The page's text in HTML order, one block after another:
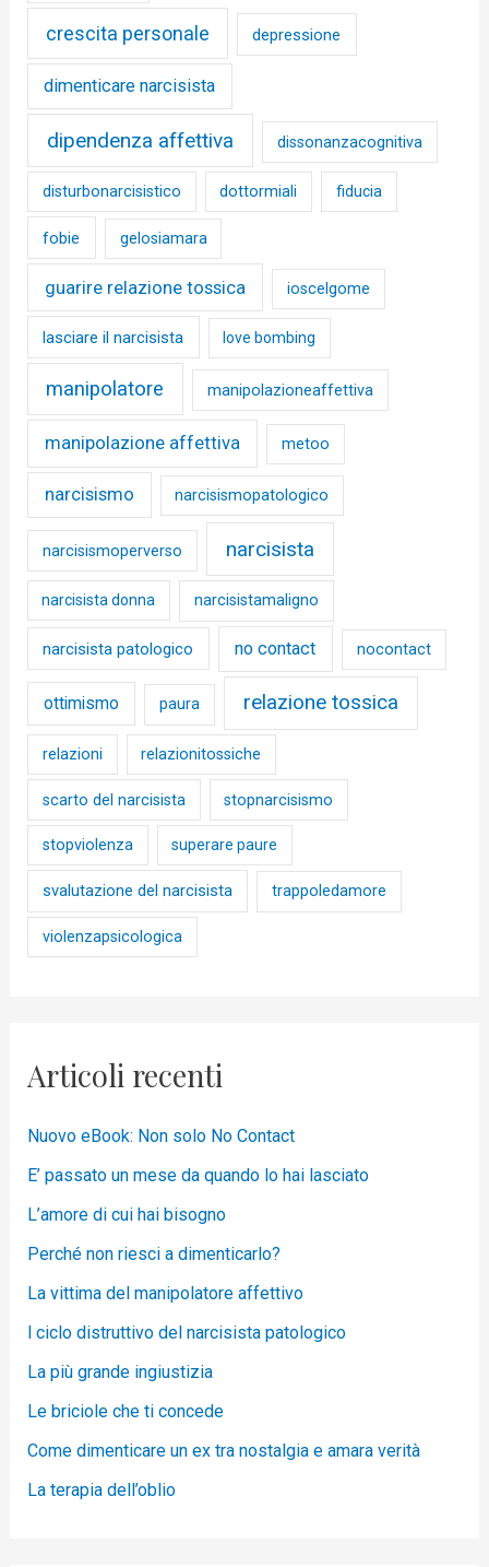
crescita personale depressione
dimenticare narcisista
dipendenza affettiva dissonanzacognitiva
disturbonarcisistico dottormiali fiducia
fobie gelosiamara
guarire relazione tossica ioscelgome
lasciare il narcisista love bombing
manipolatore manipolazioneaffettiva
manipolazione affettiva metoo
narcisismo narcisismopatologico
narcisismoperverso narcisista
narcisista donna narcisistamaligno
narcisista patologico no contact nocontact
ottimismo paura relazione tossica
relazioni relazionitossiche
scarto del narcisista stopnarcisismo
stopviolenza superare paure
svalutazione del narcisista trappoledamore
violenzapsicologica
Articoli recenti
Nuovo eBook: Non solo No Contact
E’ passato un mese da quando lo hai lasciato
L’amore di cui hai bisogno
Perché non riesci a dimenticarlo?
La vittima del manipolatore affettivo
l ciclo distruttivo del narcisista patologico
La più grande ingiustizia
Le briciole che ti concede
Come dimenticare un ex tra nostalgia e amara verità
La terapia dell’oblio